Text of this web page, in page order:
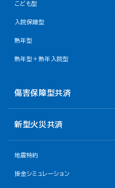
こども型
入院保障型
熟年型
熟年型＋熟年入院型
傷害保障型共済
新型火災共済
地震特約
掛金シミュレーション